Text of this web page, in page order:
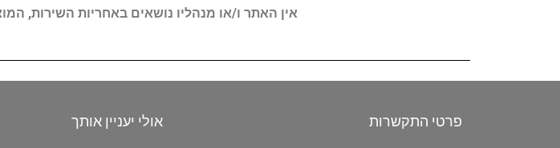
אין האתר ו/או מנהליו נושאים באחריות השירות,
פרטי התקשרות אולי יעניין אותך